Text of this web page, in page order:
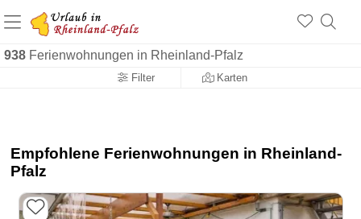
938 Ferienwohnungen in Rheinland-Pfalz
Filter Karten
+1.500 Unterkünfte in Rheinland-Pfalz
+1.000 Sehenswürdigkeiten
Über 25 Jahre online
Empfohlene Ferienwohnungen in Rheinland-
Pfalz